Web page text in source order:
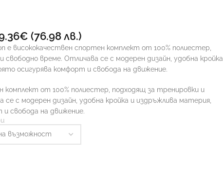
€ (76.98 лв.)
е висококачествен спортен комплект от 100% полиестер,
свободно време. Отличава се с модерен дизайн, удобна кройка
осигурява комфорт и свобода на движение.
комплект от 100% полиестер, подходящ за тренировки и
се с модерен дизайн, удобна кройка и издръжлива материя,
и свобода на движение.